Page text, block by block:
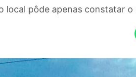
no local pôde apenas